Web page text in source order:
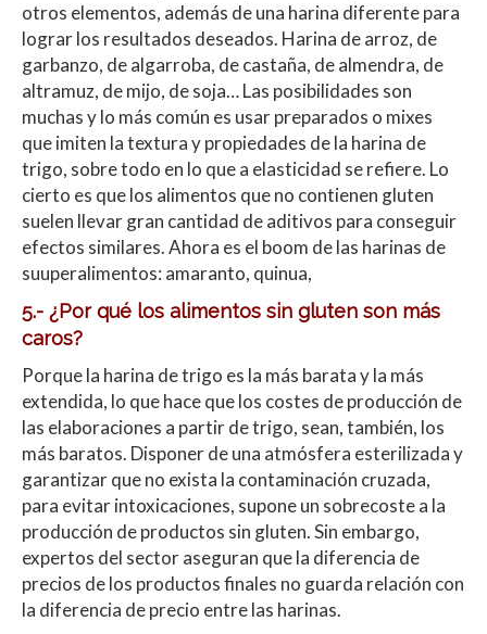
otros elementos, además de una harina diferente para
lograr los resultados deseados. Harina de arroz, de
garbanzo, de algarroba, de castaña, de almendra, de
altramuz, de mijo, de soja… Las posibilidades son
muchas y lo más común es usar preparados o mixes
que imiten la textura y propiedades de la harina de
trigo, sobre todo en lo que a elasticidad se refiere. Lo
cierto es que los alimentos que no contienen gluten
suelen llevar gran cantidad de aditivos para conseguir
efectos similares. Ahora es el boom de las harinas de
suuperalimentos: amaranto, quinua,
5.- ¿Por qué los alimentos sin gluten son más
caros?
Porque la harina de trigo es la más barata y la más
extendida, lo que hace que los costes de producción de
las elaboraciones a partir de trigo, sean, también, los
más baratos. Disponer de una atmósfera esterilizada y
garantizar que no exista la contaminación cruzada,
para evitar intoxicaciones, supone un sobrecoste a la
producción de productos sin gluten. Sin embargo,
expertos del sector aseguran que la diferencia de
precios de los productos finales no guarda relación con
la diferencia de precio entre las harinas.